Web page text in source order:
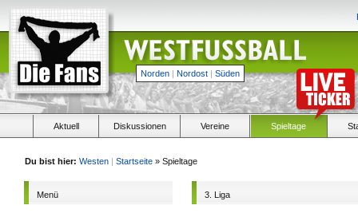
Norden | Nordost | Süden
Aktuell Diskussionen Vereine Spieltage
Du bist hier: Westen | Startseite » Spieltage
Menü 3. Liga